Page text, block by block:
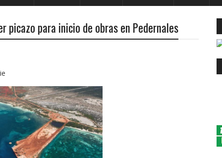
para inicio de obras en Pedernales